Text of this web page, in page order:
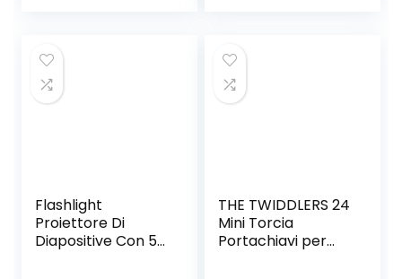
commutazione
Libera per Bambini,
Bambini, Neonati,
Notturna per
Bambini (120
Immagini, 5 Temi)
Flashlight
Proiettore Di
Diapositive Con 56
THE TWIDDLERS 24
Mini Torcia
Portachiavi per